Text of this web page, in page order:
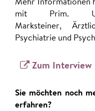
Mehr Informationen
mit Prim.
Marksteiner,
Psychiatrie und
Zum Interview
Sie möchten noch
erfahren?